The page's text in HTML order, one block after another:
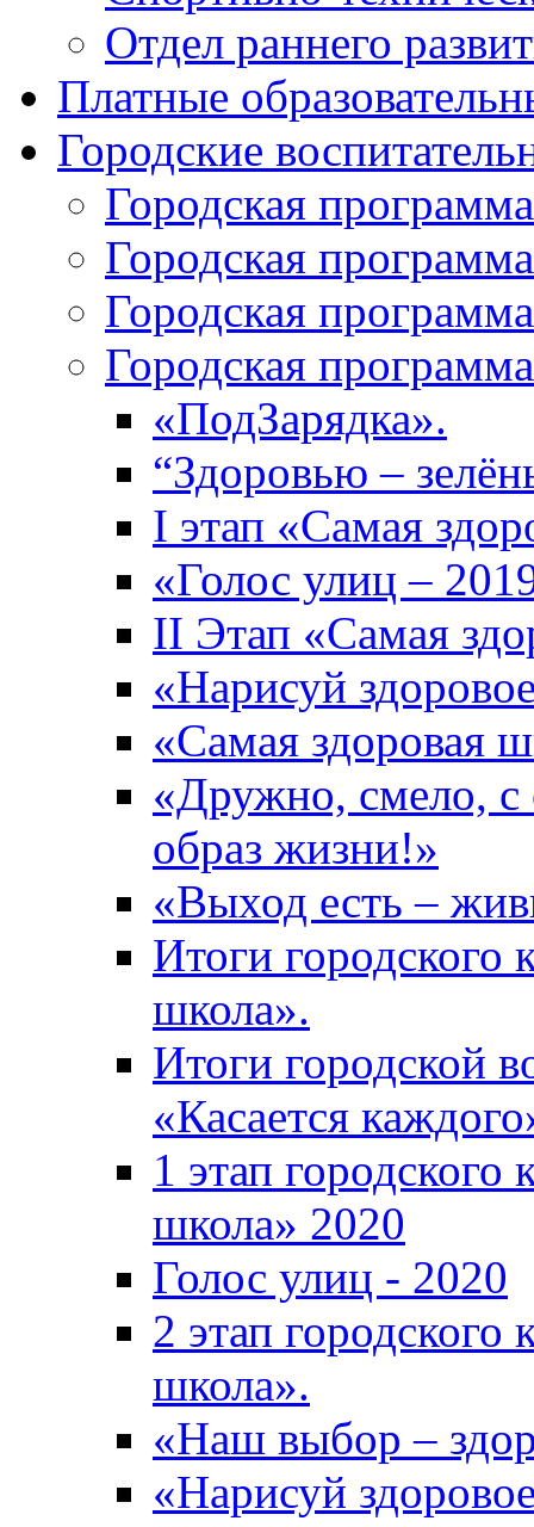
Отдел раннего
Платные
Городские
Городская
Городская
Городская
Городская
«ПодЗарядка».
“Здоровью –
I этап «Самая
«Голос улиц –
II Этап «Самая
«Нарисуй
«Самая здоровая
«Дружно, смело, с
образ жизни!»
«Выход есть –
Итоги городского
школа».
Итоги городской
«Касается
1 этап городского
школа» 2020
Голос улиц - 2020
2 этап городского
школа».
«Наш выбор –
«Нарисуй